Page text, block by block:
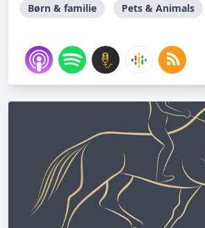
Børn & familie Pets & Animals